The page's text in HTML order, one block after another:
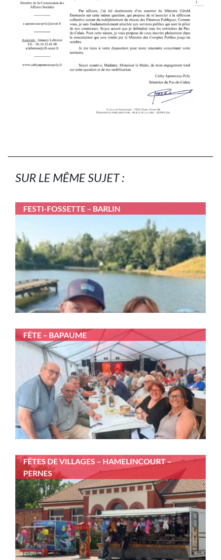
SUR LE MÊME SUJET :
FESTI-FOSSETTE – BARLIN
FÊTE – BAPAUME
FÊTES DE VILLAGES – HAMELINCOURT –
PERNES